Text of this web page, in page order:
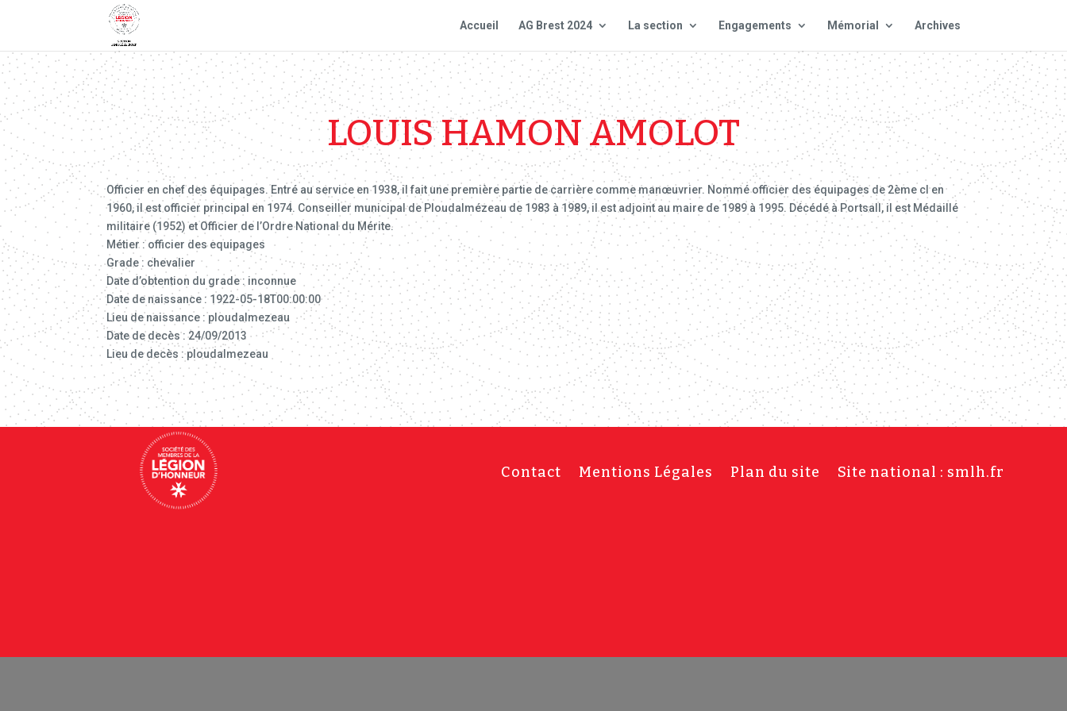
Accueil AG Brest 2024 La section Engagements Mémorial Archives
LOUIS HAMON AMOLOT
Officier en chef des équipages. Entré au service en 1938, il fait une première partie de carrière comme manœuvrier. Nommé officier des équipages de 2ème cl en
1960, il est officier principal en 1974. Conseiller municipal de Ploudalmézeau de 1983 à 1989, il est adjoint au maire de 1989 à 1995. Décédé à Portsall, il est Médaillé
militaire (1952) et Officier de l’Ordre National du Mérite.
Métier : officier des equipages
Grade : chevalier
Date d’obtention du grade : inconnue
Date de naissance : 1922-05-18T00:00:00
Lieu de naissance : ploudalmezeau
Date de decès : 24/09/2013
Lieu de decès : ploudalmezeau
Contact Mentions Légales Plan du site Site national : smlh.fr